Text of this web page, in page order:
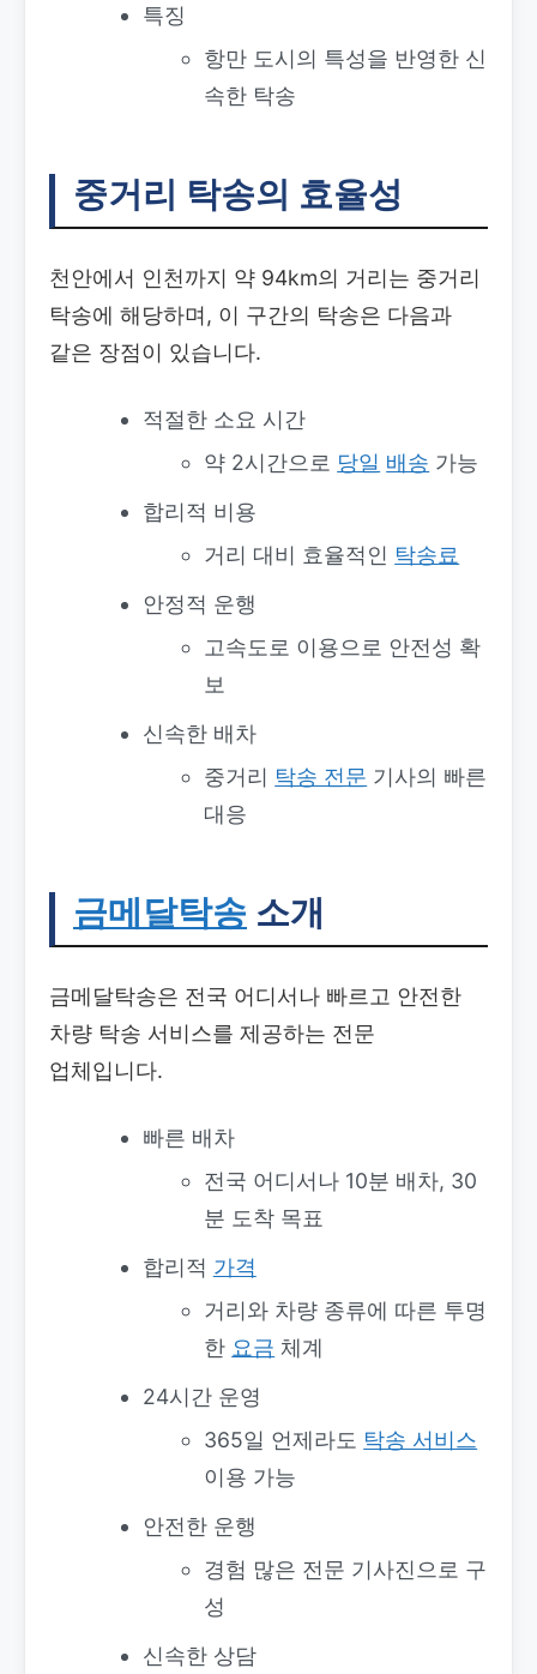
특징
항만 도시의 특성을 반영한 신
속한 탁송
중거리 탁송의 효율성
천안에서 인천까지 약 94km의 거리는 중거리
탁송에 해당하며, 이 구간의 탁송은 다음과
같은 장점이 있습니다.
적절한 소요 시간
약 2시간으로 당일 배송 가능
합리적 비용
거리 대비 효율적인 탁송료
안정적 운행
고속도로 이용으로 안전성 확
보
신속한 배차
중거리 탁송 전문 기사의 빠른
대응
금메달탁송 소개
금메달탁송은 전국 어디서나 빠르고 안전한
차량 탁송 서비스를 제공하는 전문
업체입니다.
빠른 배차
전국 어디서나 10분 배차, 30
분 도착 목표
합리적 가격
거리와 차량 종류에 따른 투명
한 요금 체계
24시간 운영
365일 언제라도 탁송 서비스
이용 가능
안전한 운행
경험 많은 전문 기사진으로 구
성
신속한 상담